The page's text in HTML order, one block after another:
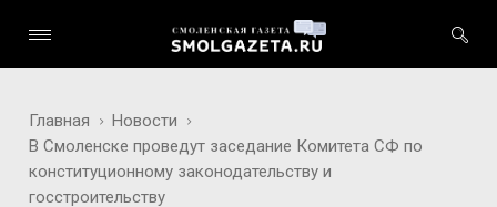
Главная
Новости
В Смоленске проведут заседание Комитета СФ по
конституционному законодательству и
госстроительству